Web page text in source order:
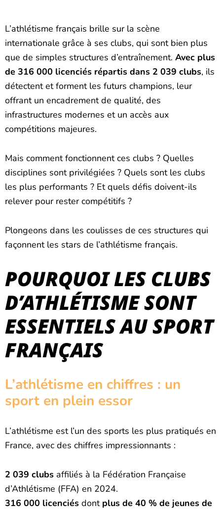
L’athlétisme français brille sur la scène
internationale grâce à ses clubs, qui sont bien plus
que de simples structures d’entraînement. Avec plus
de 316 000 licenciés répartis dans 2 039 clubs, ils
détectent et forment les futurs champions, leur
offrant un encadrement de qualité, des
infrastructures modernes et un accès aux
compétitions majeures.
Mais comment fonctionnent ces clubs ? Quelles
disciplines sont privilégiées ? Quels sont les clubs
les plus performants ? Et quels défis doivent-ils
relever pour rester compétitifs ?
Plongeons dans les coulisses de ces structures qui
façonnent les stars de l’athlétisme français.
POURQUOI LES CLUBS
D’ATHLÉTISME SONT
ESSENTIELS AU SPORT
FRANÇAIS
L’athlétisme en chiffres : un
sport en plein essor
L’athlétisme est l’un des sports les plus pratiqués en
France, avec des chiffres impressionnants :
2 039 clubs affiliés à la Fédération Française
d’Athlétisme (FFA) en 2024.
316 000 licenciés dont plus de 40 % de jeunes de